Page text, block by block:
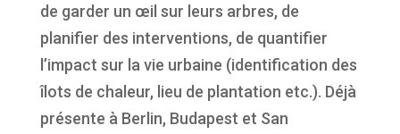
de garder un œil sur leurs arbres, de
planifier des interventions, de quantifier
l’impact sur la vie urbaine (identification des
îlots de chaleur, lieu de plantation etc.). Déjà
présente à Berlin, Budapest et San